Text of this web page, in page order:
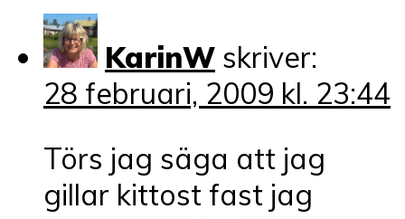
KarinW skriver:
28 februari, 2009 kl. 23:44
Törs jag säga att jag
gillar kittost fast jag